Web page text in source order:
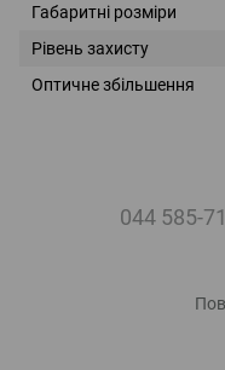
Габаритні розміри
Рівень захисту
Оптичне збільшення
044 585-